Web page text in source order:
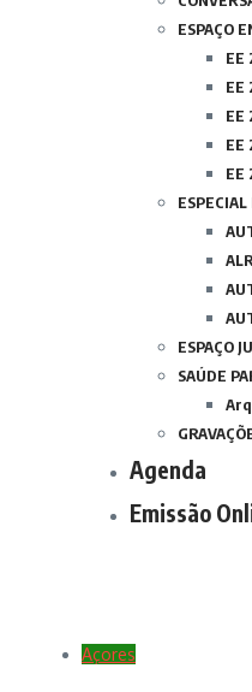
ESPAÇO
EE
EE
EE
EE
EE
ESPECIAL
ESPAÇO
SAÚDE
Agenda
Emissão
Açores